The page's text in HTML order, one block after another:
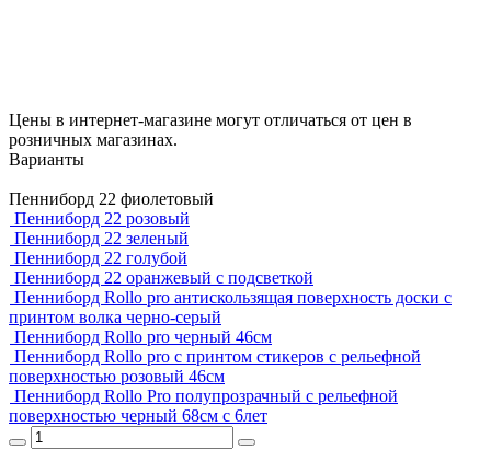
Цены в интернет-магазине могут отличаться от цен в
розничных магазинах.
Варианты
Пенниборд 22 фиолетовый
Пенниборд 22 розовый
Пенниборд 22 зеленый
Пенниборд 22 голубой
Пенниборд 22 оранжевый с подсветкой
Пенниборд Rollo pro антискользящая поверхность доски с
принтом волка черно-серый
Пенниборд Rollo pro черный 46см
Пенниборд Rollo pro с принтом стикеров с рельефной
поверхностью розовый 46см
Пенниборд Rollo Pro полупрозрачный с рельефной
поверхностью черный 68см с 6лет